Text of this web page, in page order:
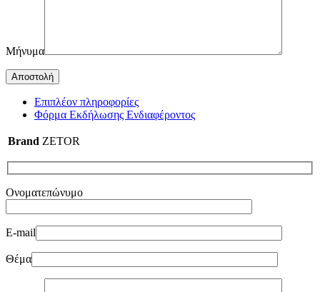
Μήνυμα
Επιπλέον πληροφορίες
Φόρμα Εκδήλωσης Ενδιαφέροντος
Brand ZETOR
Ονοματεπώνυμο
E-mail
Θέμα